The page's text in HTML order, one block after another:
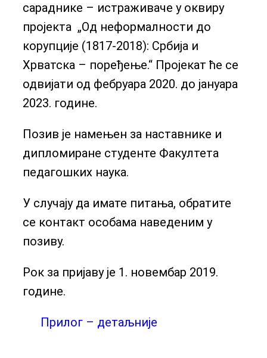
сараднике – истраживаче у оквиру
пројекта „Од неформалности до
корупције (1817-2018): Србија и
Хрватска – поређење.“ Пројекат ће се
одвијати од фебруара 2020. до јануара
2023. године.
Позив је намењен за наставнике и
дипломиране студенте Факултета
педагошких наука.
У случају да имате питања, обратите
се контакт особама наведеним у
позиву.
Рок за пријаву је 1. новембар 2019.
године.
Прилог – детаљније